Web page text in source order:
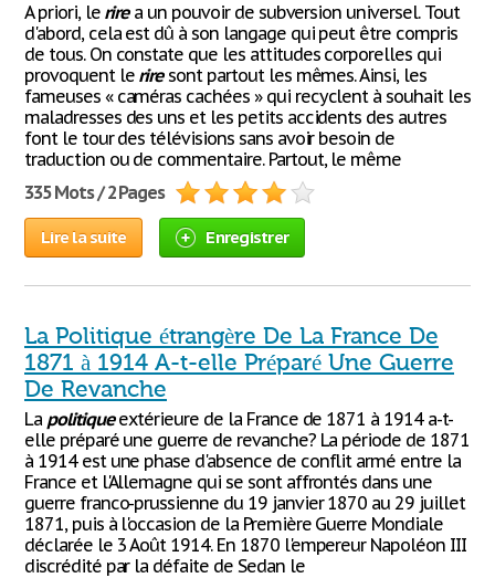
A priori, le rirea un pouvoir de subversion universel. Tout
d'abord, cela est dû à son langage qui peut être compris
de tous. On constate que les attitudes corporelles qui
provoquent le riresont partout les mêmes. Ainsi, les
fameuses « caméras cachées » qui recyclent à souhait les
maladresses des uns et les petits accidents des autres
font le tour des télévisions sans avoir besoin de
traduction ou de commentaire. Partout, le même
335 Mots / 2 Pages
Lire la suite Enregistrer
La Politique étrangère De La France De
1871 à 1914 A-t-elle Préparé Une Guerre
De Revanche
La politiqueextérieure de la France de 1871 à 1914 a-t-
elle préparé une guerre de revanche? La période de 1871
à 1914 est une phase d'absence de conflit armé entre la
France et l'Allemagne qui se sont affrontés dans une
guerre franco-prussienne du 19 janvier 1870 au 29 juillet
1871, puis à l'occasion de la Première Guerre Mondiale
déclarée le 3 Août 1914. En 1870 l'empereur Napoléon III
discrédité par la défaite de Sedan le